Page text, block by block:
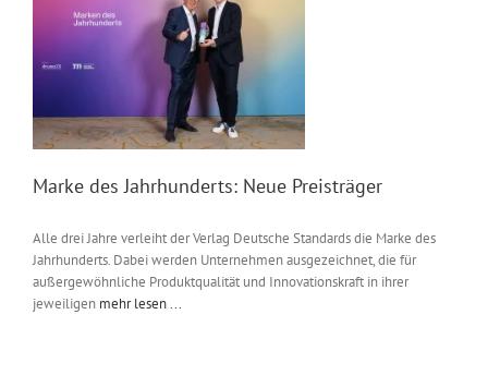
Marke des Jahrhunderts: Neue Preisträger
Alle drei Jahre verleiht der Verlag Deutsche Standards die Marke des
Jahrhunderts. Dabei werden Unternehmen ausgezeichnet, die für
außergewöhnliche Produktqualität und Innovationskraft in ihrer
jeweiligen mehr lesen ...